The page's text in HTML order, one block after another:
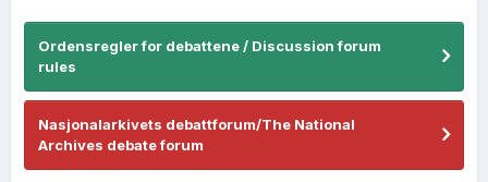
Ordensregler for debattene / Discussion forum
rules
Nasjonalarkivets debattforum/The National
Archives debate forum